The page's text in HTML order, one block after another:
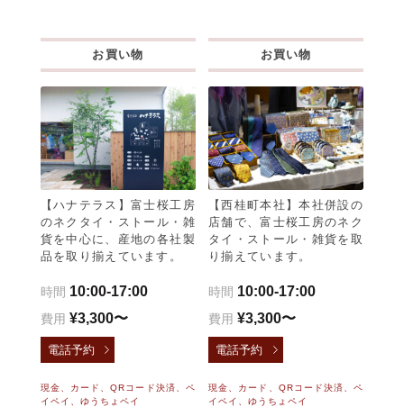
お買い物
【ハナテラス】富士桜工房
のネクタイ・ストール・雑
貨を中心に、産地の各社製
品を取り揃えています。
時間 10:00-17:00
費用 ¥3,300〜
電話予約
現金、カード、QRコード決済、ペ
イペイ、ゆうちょペイ
お買い物
【西桂町本社】本社併設の
店舗で、富士桜工房のネク
タイ・ストール・雑貨を取
り揃えています。
時間 10:00-17:00
費用 ¥3,300〜
電話予約
現金、カード、QRコード決済、ペ
イペイ、ゆうちょペイ